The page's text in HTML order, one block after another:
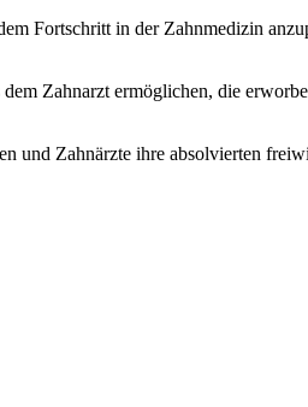
Fortschritt in der Zahnmedizin
Zahnarzt ermöglichen, die
und Zahnärzte ihre absolvierten